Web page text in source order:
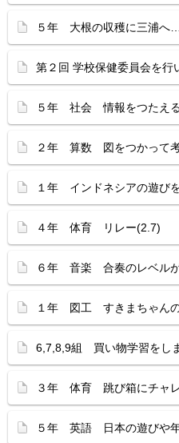
５年 大根の収穫に三浦へ
第２回 学校保健委員会を行
５年 社会 情報をつたえ
２年 算数 図をつかって
１年 インドネシアの遊び
４年 体育 リレー(2.7)
６年 音楽 合奏のレベル
１年 図工 すきまちゃん
6,7,8,9組 買い物学習をし
３年 体育 跳び箱にチャ
５年 英語 日本の遊びや